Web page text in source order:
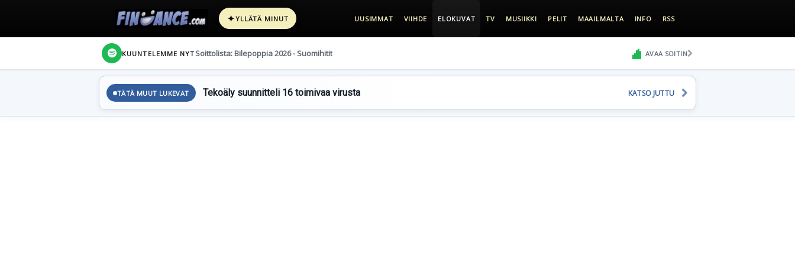
✦YLLÄTÄ MINUT UUSIMMAT VIIHDE ELOKUVAT TV MUSIIKKI PELIT MAAILMALTA INFO RSS
KUUNTELEMME NYT Soittolista: Bilepoppia 2026 - Suomihitit AVAA SOITIN
TÄTÄ MUUT LUKEVAT Tekoäly suunnitteli 16 toimivaa virusta KATSO JUTTU